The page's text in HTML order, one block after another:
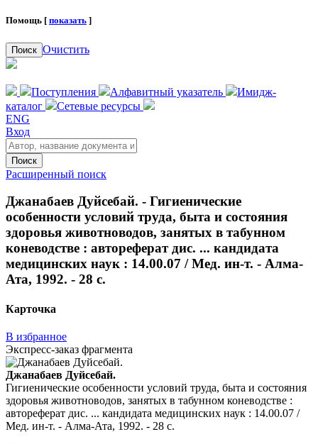
Помощь [ показать ]
Поиск Очистить
Поступления Алфавитный указатель
Имидж-
каталог
Сетевые ресурсы
ENG
Вход
Поиск
Расширенный поиск
Джанабаев Дуйсебай. - Гигиенические
особенности условий труда, быта и состояния
здоровья животноводов, занятых в табунном
коневодстве : автореферат дис. ... кандидата
медицинских наук : 14.00.07 / Мед. ин-т. - Алма-
Ата, 1992. - 28 с.
Карточка
В избранное
Экспресс-заказ фрагмента
Джанабаев Дуйсебай.
Гигиенические особенности условий труда, быта и состояния
здоровья животноводов, занятых в табунном коневодстве :
автореферат дис. ... кандидата медицинских наук : 14.00.07 /
Мед. ин-т. - Алма-Ата, 1992. - 28 с.